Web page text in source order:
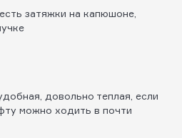
затяжки на капюшоне,
довольно теплая, если
можно ходить в почти